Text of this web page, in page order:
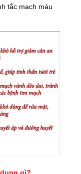
tắc mạch máu